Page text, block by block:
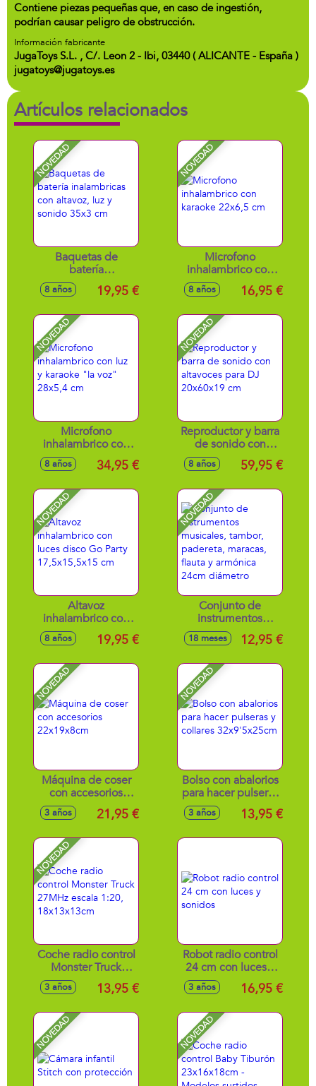
Contiene piezas pequeñas que, en caso de ingestión,
podrían causar peligro de obstrucción.
Información fabricante
JugaToys S.L. , C/. Leon 2 - Ibi, 03440 ( ALICANTE - España )
jugatoys@jugatoys.es
Artículos relacionados
NOVEDAD
Baquetas de
batería
inalambricas con
altavoz, luz y
8 años 19,95 €
NOVEDAD
Microfono
inhalambrico con
karaoke 22x6,5 cm
8 años 16,95 €
NOVEDAD
Microfono
inhalambrico con
luz y karaoke "la
voz" 28x5,4 cm
8 años 34,95 €
NOVEDAD
Reproductor y barra
de sonido con
altavoces para DJ
20x60x19 cm
8 años 59,95 €
NOVEDAD
Altavoz
inhalambrico con
luces disco Go
Party 17,5x15,5x15
8 años 19,95 €
NOVEDAD
Conjunto de
instrumentos
musicales, tambor,
padereta, maracas,
24cm diámetro
18 meses 12,95 €
NOVEDAD
Máquina de coser
con accesorios
22x19x8cm
3 años 21,95 €
NOVEDAD
Bolso con abalorios
para hacer pulseras
y collares
32x9'5x25cm
3 años 13,95 €
NOVEDAD
Coche radio control
Monster Truck
27MHz escala 1:20,
18x13x13cm
3 años 13,95 €
Robot radio control
24 cm con luces y
sonidos
3 años 16,95 €
NOVEDAD NOVEDAD